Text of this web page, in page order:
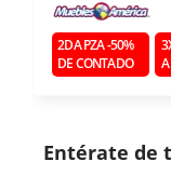
2DA PZA -50%
DE CONTADO
Entérate de